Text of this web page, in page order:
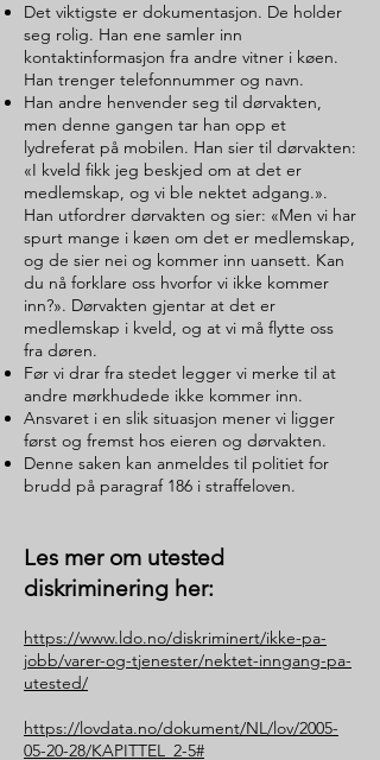
Det viktigste er dokumentasjon. De holder
seg rolig. Han ene samler inn
kontaktinformasjon fra andre vitner i køen.
Han trenger telefonnummer og navn.
Han andre henvender seg til dørvakten,
men denne gangen tar han opp et
lydreferat på mobilen. Han sier til dørvakten:
«I kveld fikk jeg beskjed om at det er
medlemskap, og vi ble nektet adgang.».
Han utfordrer dørvakten og sier: «Men vi har
spurt mange i køen om det er medlemskap,
og de sier nei og kommer inn uansett. Kan
du nå forklare oss hvorfor vi ikke kommer
inn?». Dørvakten gjentar at det er
medlemskap i kveld, og at vi må flytte oss
fra døren.
Før vi drar fra stedet legger vi merke til at
andre mørkhudede ikke kommer inn.
Ansvaret i en slik situasjon mener vi ligger
først og fremst hos eieren og dørvakten.
Denne saken kan anmeldes til politiet for
brudd på paragraf 186 i straffeloven.
Les mer om utested
diskriminering her:
https://www.ldo.no/diskriminert/ikke-pa-
jobb/varer-og-tjenester/nektet-inngang-pa-
utested/
https://lovdata.no/dokument/NL/lov/2005-
05-20-28/KAPITTEL_2-5#